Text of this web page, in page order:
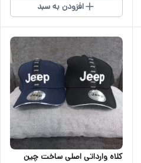
افزودن به سبد
کلاه وارداتی اصلی ساخت چین